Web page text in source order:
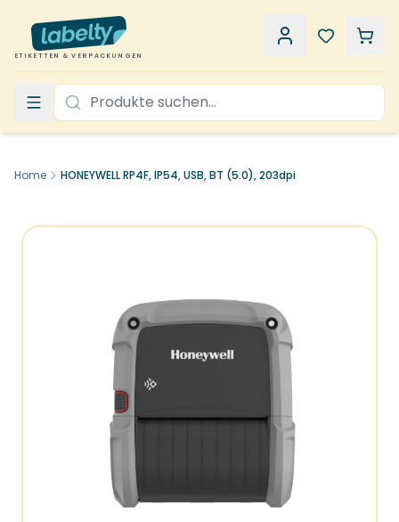
ETIKETTEN & VERPACKUNGEN
Home HONEYWELL RP4F, IP54, USB, BT (5.0), 203dpi